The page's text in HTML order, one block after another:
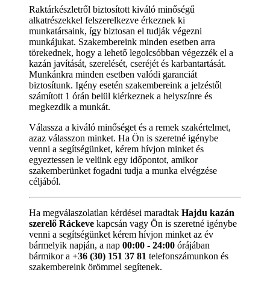
Raktárkészletről biztosított kiváló minőségű
alkatrészekkel felszerelkezve érkeznek ki
munkatársaink, így biztosan el tudják végezni
munkájukat. Szakembereink minden esetben arra
törekednek, hogy a lehető legolcsóbban végezzék el a
kazán javítását, szerelését, cseréjét és karbantartását.
Munkánkra minden esetben valódi garanciát
biztosítunk. Igény esetén szakembereink a jelzéstől
számított 1 órán belül kiérkeznek a helyszínre és
megkezdik a munkát.
Válassza a kiváló minőséget és a remek szakértelmet,
azaz válasszon minket. Ha Ön is szeretné igénybe
venni a segítségünket, kérem hívjon minket és
egyeztessen le velünk egy időpontot, amikor
szakemberünket fogadni tudja a munka elvégzése
céljából.
Ha megválaszolatlan kérdései maradtak Hajdu kazán
szerelő Ráckeve kapcsán vagy Ön is szeretné igénybe
venni a segítségünket kérem hívjon minket az év
bármelyik napján, a nap 00:00 - 24:00 órájában
bármikor a +36 (30) 151 37 81 telefonszámunkon és
szakembereink örömmel segítenek.